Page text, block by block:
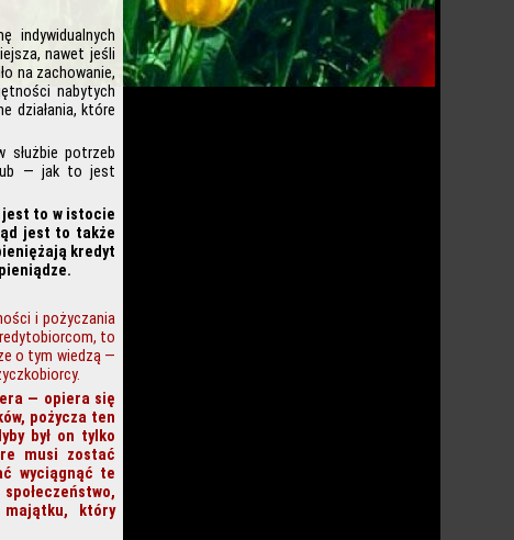
indywidualnych
nawet jeśli
na zachowanie,
nabytych
działania, które
służbie potrzeb
lub — jak to jest
jest to w istocie
jest to także
kredyt
i pożyczania
to
o tym wiedzą —
— opiera się
pożycza ten
był on tylko
musi zostać
wyciągnąć te
który